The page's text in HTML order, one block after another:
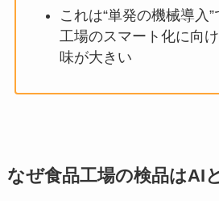
これは“単発の機械導入
工場のスマート化に向
味が大きい
なぜ食品工場の検品はAI